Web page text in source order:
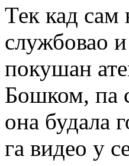
Тек кад сам
службовао
покушан
Бошком, па
она будала
га видео у